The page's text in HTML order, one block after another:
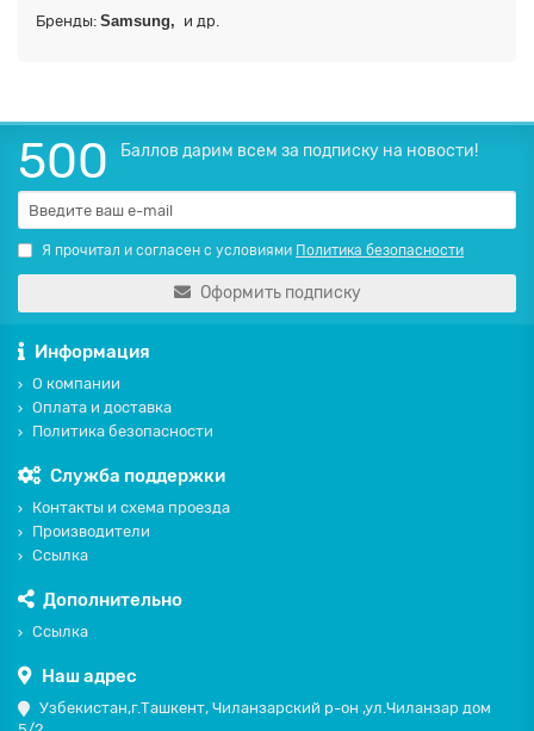
Бренды: Samsung, и др.
500 Баллов дарим всем за подписку на новости!
Я прочитал и согласен с условиями Политика безопасности
Оформить подписку
Информация
О компании
Оплата и доставка
Политика безопасности
Служба поддержки
Контакты и схема проезда
Производители
Ссылка
Дополнительно
Ссылка
Наш адрес
Узбекистан,г.Ташкент, Чиланзарский р-он ,ул.Чиланзар дом